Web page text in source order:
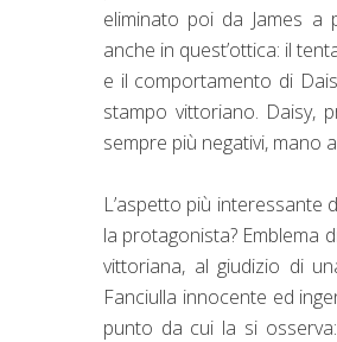
eliminato poi da James a
anche in quest’ottica: il
e il comportamento di
stampo vittoriano. Daisy,
sempre più negativi, mano
L’aspetto più interessante
la protagonista? Emblema
vittoriana, al giudizio di
Fanciulla innocente ed
punto da cui la si